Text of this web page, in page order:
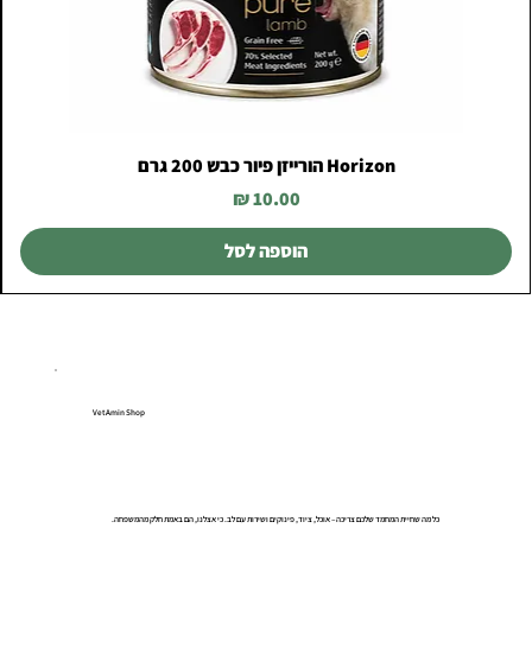
Horizon הורייזן פיור כבש 200 גרם
מחיר
הוספה לסל
VetAmin Shop
כל מה שחיית המחמד שלכם צריכה – אוכל, ציוד, פינוקים ושירות עם לב. כי אצלנו, הם באמת חלק מהמשפחה.